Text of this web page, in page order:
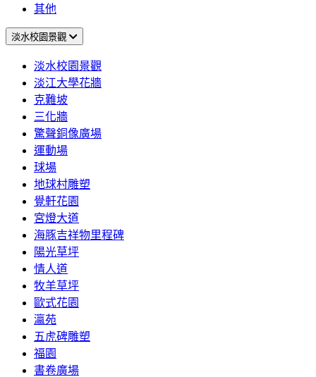
其他
淡水校園景觀
淡水校園景觀
淡江大學花牆
克難坡
三化牆
驚聲銅像廣場
運動場
球場
地球村雕塑
覺軒花園
宮燈大道
海豚吉祥物里程碑
陽光草坪
情人道
牧羊草坪
歐式花園
瀛苑
五虎碑雕塑
福園
書卷廣場